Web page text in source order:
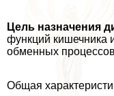
Цель назначения
функций кишечника
обменных
Общая